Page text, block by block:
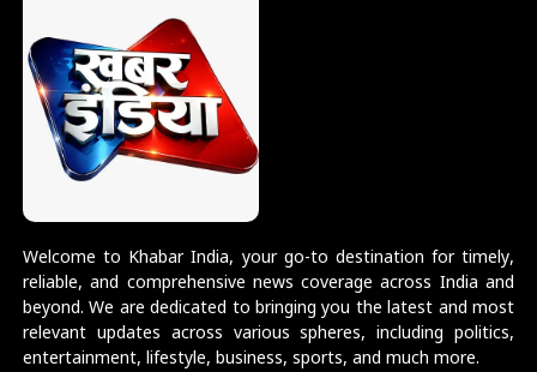
Welcome to Khabar India, your go-to destination for timely,
reliable, and comprehensive news coverage across India and
beyond. We are dedicated to bringing you the latest and most
relevant updates across various spheres, including politics,
entertainment, lifestyle, business, sports, and much more.